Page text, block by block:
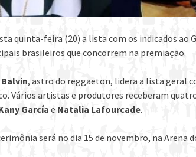
quinta-feira (20) a lista com os indicados ao
brasileiros que concorrem na premiação.
, astro do reggaeton, lidera a lista geral
Vários artistas e produtores receberam
García e Natalia Lafourcade.
será no dia 15 de novembro, na Arena